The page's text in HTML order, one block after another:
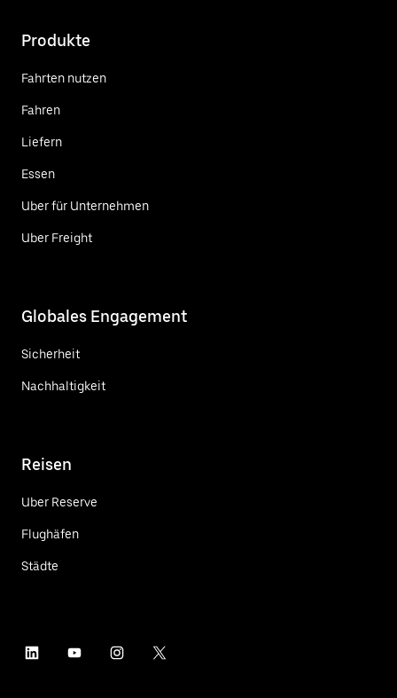
Produkte
Fahrten nutzen
Fahren
Liefern
Essen
Uber für Unternehmen
Uber Freight
Globales Engagement
Sicherheit
Nachhaltigkeit
Reisen
Uber Reserve
Flughäfen
Städte